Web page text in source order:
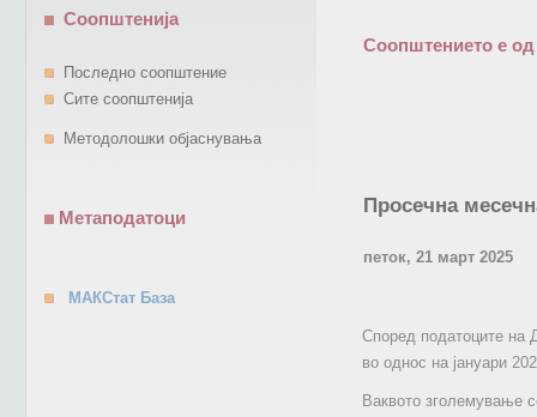
Соопштението е од
Просечна
петок, 21 март 2025
Според податоците на
во однос на јануари
Ваквото зголемување
Соопштенија
Последно соопштение
Сите соопштенија
Методолошки објаснувања
Метаподатоци
МАКСтат База